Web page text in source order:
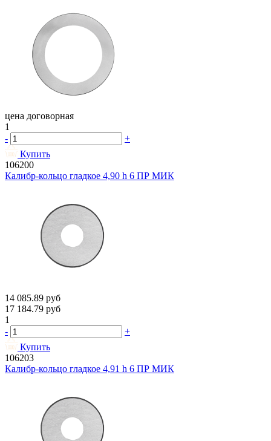
цена договорная
1
-
+
Купить
106200
Калибр-кольцо гладкое 4,90 h 6 ПР МИК
14 085.89 руб
17 184.79 руб
1
-
+
Купить
106203
Калибр-кольцо гладкое 4,91 h 6 ПР МИК